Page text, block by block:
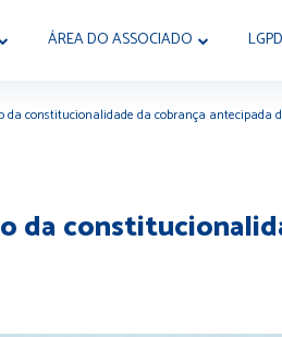
ÁREA DO ASSOCIADO LGPD
da constitucionalidade da cobrança antecipada
da